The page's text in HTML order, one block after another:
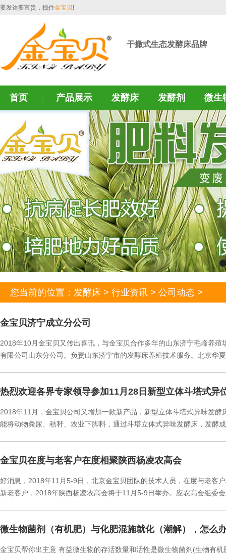
要发达要富贵，拽住金宝贝!
干撒式生态发酵床品牌
首页 产品展示 发酵床 发酵剂 微生
您当前的位置： 发酵床 > 行业资讯 > 公司动态 >
金宝贝济宁成立分公司
2018年10月金宝贝又传出喜讯，与金宝贝合作多年的山东济宁毛峰养
有限公司山东分公司。负责山东济宁市的发酵床养殖技术服务。北京华
热烈欢迎各界专家领导参加11月28日新型立体斗塔式异
2018年11月，金宝贝公司又增加一款新产品，新型立体斗塔式异味发
能将动物粪尿、秸秆、农业下脚料，通过斗塔立体式异味发酵床，发酵
金宝贝在度与老客户在度相聚陕西杨凌农高会
好消息，2018年11月5-9日，北京金宝贝团队的技术人员，在度与老客
新老客户，2018年陕西杨凌农高会将于11月5-9日举办。应农高会组委
微生物菌剂（有机肥）与化肥混施就化（潮解），怎么
金宝贝帮你出主意 有益微生物的存活数量和活性是微生物菌剂(生物有